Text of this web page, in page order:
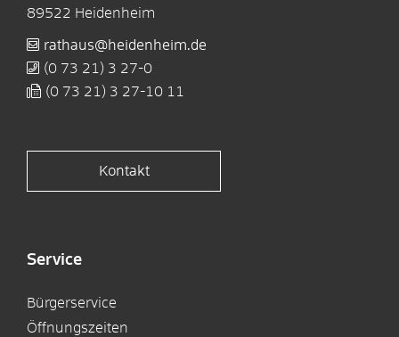
89522 Heidenheim
rathaus@heidenheim.de
(0 73 21) 3 27-0
(0 73 21) 3 27-10 11
Kontakt
Service
Bürgerservice
Öffnungszeiten